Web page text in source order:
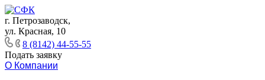
г. Петрозаводск,
ул. Красная, 10
8 (8142) 44-55-55
Подать заявку
О Компании